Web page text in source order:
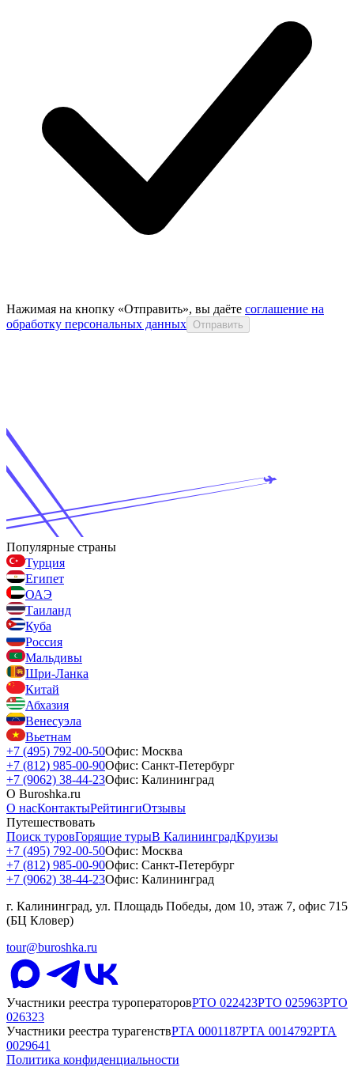
Нажимая на кнопку «Отправить», вы даёте соглашение на
обработку персональных данных Отправить
Популярные страны
Турция
Египет
ОАЭ
Таиланд
Куба
Россия
Мальдивы
Шри-Ланка
Китай
Абхазия
Венесуэла
Вьетнам
+7 (495) 792-00-50Офис: Москва
+7 (812) 985-00-90Офис: Санкт-Петербург
+7 (9062) 38-44-23Офис: Калининград
О Buroshka.ru
О насКонтактыРейтингиОтзывы
Путешествовать
Поиск туровГорящие турыВ КалининградКруизы
+7 (495) 792-00-50Офис: Москва
+7 (812) 985-00-90Офис: Санкт-Петербург
+7 (9062) 38-44-23Офис: Калининград
г. Калининград, ул. Площадь Победы, дом 10, этаж 7, офис 715
(БЦ Кловер)
tour@buroshka.ru
Участники реестра туроператоровРТО 022423РТО 025963РТО
026323
Участники реестра турагенствРТА 0001187РТА 0014792РТА
0029641
Политика конфиденциальности